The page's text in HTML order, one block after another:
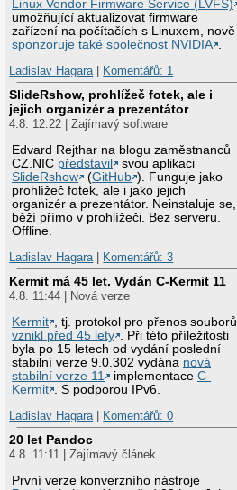
Linux Vendor Firmware Service (LVFS)
umožňující aktualizovat firmware
zařízení na počítačích s Linuxem, nově
sponzoruje také společnost NVIDIA
Ladislav Hagara| Komentářů: 1
SlideRshow, prohlížeč fotek, ale i
jejich organizér a prezentátor
4.8. 12:22 | Zajímavý software
Edvard Rejthar na blogu zaměstnanců
CZ.NIC představil
svou aplikaci
SlideRshow
(GitHub ). Funguje jako
prohlížeč fotek, ale i jako jejich
organizér a prezentátor. Neinstaluje se,
běží přímo v prohlížeči. Bez serveru.
Offline.
Ladislav Hagara| Komentářů: 3
Kermit má 45 let. Vydán C-Kermit 11
4.8. 11:44 | Nová verze
Kermit
, tj. protokol pro přenos souborů,
vznikl před 45 lety
. Při této příležitosti
byla po 15 letech od vydání poslední
stabilní verze 9.0.302 vydána nová
stabilní verze 11
implementaceC-
Kermit
. S podporou IPv6.
Ladislav Hagara| Komentářů: 0
20 let Pandoc
4.8. 11:11 | Zajímavý článek
První verze konverzního nástroje